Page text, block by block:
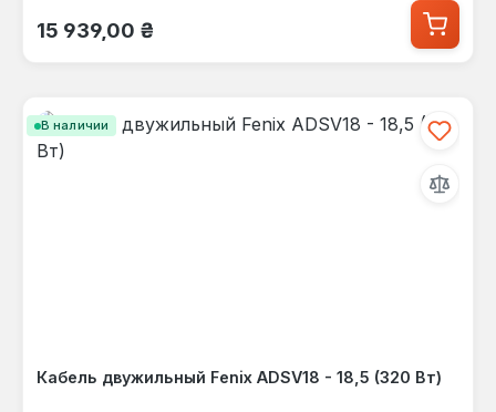
Обычная цена:
15 939,00 ₴
В наличии
Кабель двужильный Fenix ADSV18 - 18,5 (320 Вт)